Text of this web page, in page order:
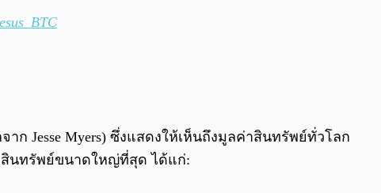
าก Jesse Myers) ซึ่งแสดงให้เห็นถึงมูลค่าสินทรัพย์ทั่วโลก
นทรัพย์ขนาดใหญ่ที่สุด ได้แก่: